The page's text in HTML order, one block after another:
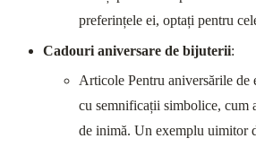
preferințele ei, optați pentru
Cadouri aniversare de bijuterii:
Articole Pentru aniversările de
cu semnificații simbolice, cum
de inimă. Un exemplu uimitor